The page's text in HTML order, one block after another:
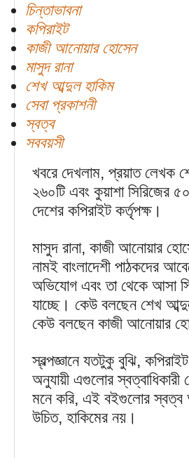
চিন্তাভাবনা
কপিরাইট
কাজী আনোয়ার হোসেন
মাসুদ রানা
শেখ আব্দুল হাকিম
সেবা প্রকাশনী
স্বত্ব
সববয়সী
খবরে দেখলাম, প্রয়াত লেখক
২৬০টি এবং কুয়াশা সিরিজের
দেশের কপিরাইট কর্তৃপক্ষ।
মাসুদ রানা, কাজী আনোয়ার
নামই বাংলাদেশী পাঠকদের
অভিযোগ এবং তা থেকে আসা
যাচ্ছে। কেউ বলছেন শেখ
কেউ বলছেন কাজী আনোয়ার
স্বল্পজ্ঞানে যতটুকু বুঝি,
অনুযায়ী এগুলোর
মনে করি, এই বইগুলোর স্বত্ব
উচিত, হাকিমের নয়।